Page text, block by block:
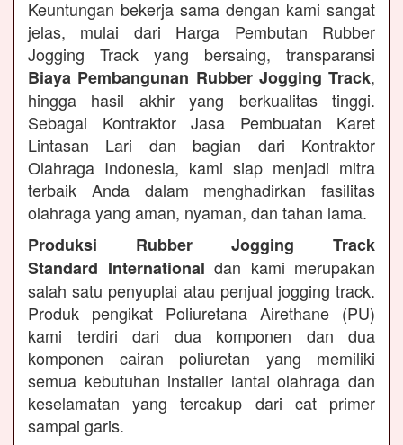
Keuntungan bekerja sama dengan kami sangat
jelas, mulai dari Harga Pembutan Rubber
Jogging Track yang bersaing, transparansi
Biaya Pembangunan Rubber Jogging Track,
hingga hasil akhir yang berkualitas tinggi.
Sebagai Kontraktor Jasa Pembuatan Karet
Lintasan Lari dan bagian dari Kontraktor
Olahraga Indonesia, kami siap menjadi mitra
terbaik Anda dalam menghadirkan fasilitas
olahraga yang aman, nyaman, dan tahan lama.
Produksi Rubber Jogging Track
Standard International dan kami merupakan
salah satu penyuplai atau penjual jogging track.
Produk pengikat Poliuretana Airethane (PU)
kami terdiri dari dua komponen dan dua
komponen cairan poliuretan yang memiliki
semua kebutuhan installer lantai olahraga dan
keselamatan yang tercakup dari cat primer
sampai garis.